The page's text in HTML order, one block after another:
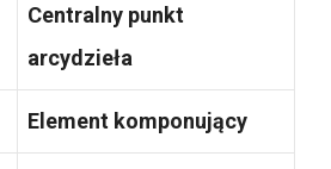
Centralny punkt
arcydzieła
Element komponujący